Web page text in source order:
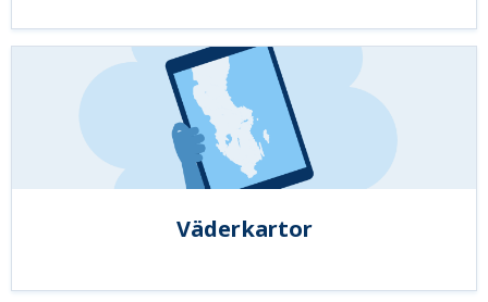
Väderkartor